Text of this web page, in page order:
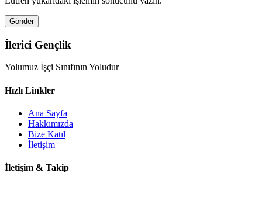
Gönder
İlerici Gençlik
Yolumuz İşçi Sınıfının Yoludur
Hızlı Linkler
Ana Sayfa
Hakkımızda
Bize Katıl
İletişim
İletişim & Takip